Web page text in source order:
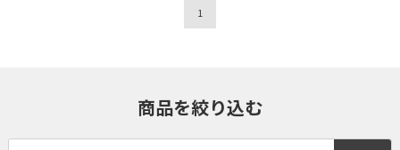
1
商品を絞り込む